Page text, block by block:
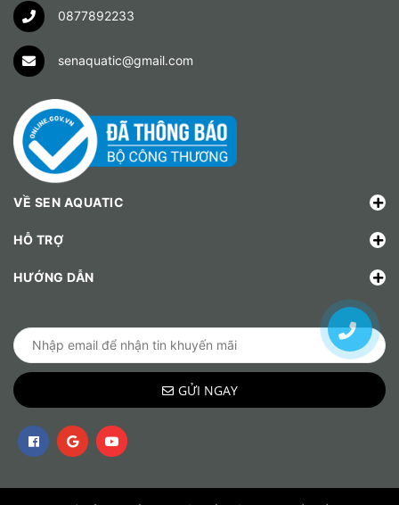
0877892233
senaquatic@gmail.com
VỀ SEN AQUATIC
HỖ TRỢ
HƯỚNG DẪN
GỬI NGAY